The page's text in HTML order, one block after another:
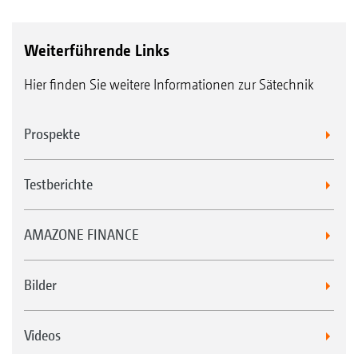
Weiterführende Links
Hier finden Sie weitere Informationen zur Sätechnik
Prospekte
Testberichte
AMAZONE FINANCE
Bilder
Videos